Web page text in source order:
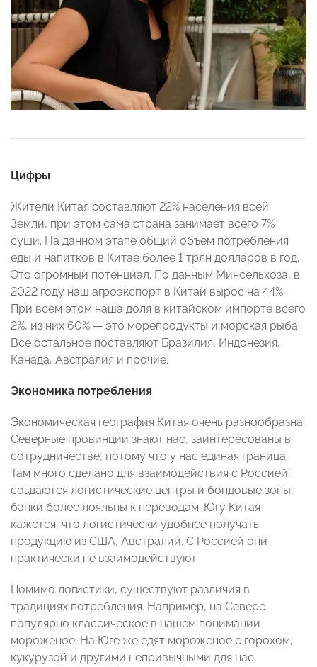
Цифры
Жители Китая составляют 22% населения всей
Земли, при этом сама страна занимает всего 7%
суши. На данном этапе общий объем потребления
еды и напитков в Китае более 1 трлн долларов в год.
Это огромный потенциал. По данным Минсельхоза, в
2022 году наш агроэкспорт в Китай вырос на 44%.
При всем этом наша доля в китайском импорте всего
2%, из них 60% — это морепродукты и морская рыба.
Все остальное поставляют Бразилия, Индонезия,
Канада, Австралия и прочие.
Экономика потребления
Экономическая география Китая очень разнообразна.
Северные провинции знают нас, заинтересованы в
сотрудничестве, потому что у нас единая граница.
Там много сделано для взаимодействия с Россией:
создаются логистические центры и бондовые зоны,
банки более лояльны к переводам. Югу Китая
кажется, что логистически удобнее получать
продукцию из США, Австралии. С Россией они
практически не взаимодействуют.
Помимо логистики, существуют различия в
традициях потребления. Например, на Севере
популярно классическое в нашем понимании
мороженое. На Юге же едят мороженое с горохом,
кукурузой и другими непривычными для нас